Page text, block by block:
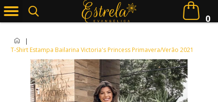
0
|
T-Shirt Estampa Bailarina Victoria's Princess Primavera/Verão 2021